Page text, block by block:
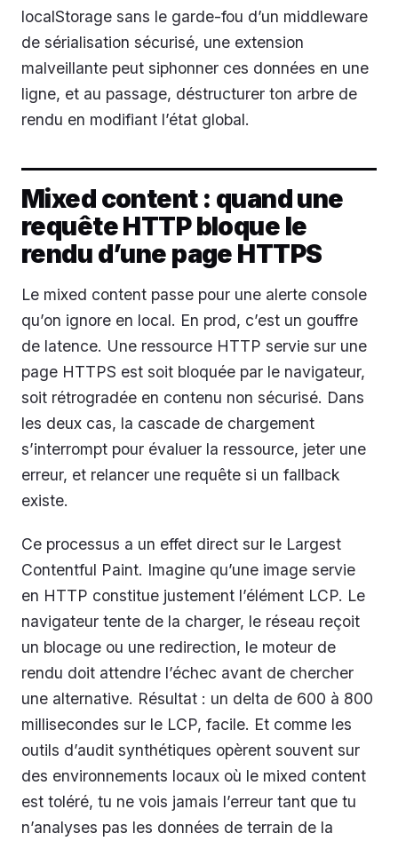
localStorage sans le garde-fou d’un middleware
de sérialisation sécurisé, une extension
malveillante peut siphonner ces données en une
ligne, et au passage, déstructurer ton arbre de
rendu en modifiant l’état global.
Mixed content : quand une
requête HTTP bloque le
rendu d’une page HTTPS
Le mixed content passe pour une alerte console
qu’on ignore en local. En prod, c’est un gouffre
de latence. Une ressource HTTP servie sur une
page HTTPS est soit bloquée par le navigateur,
soit rétrogradée en contenu non sécurisé. Dans
les deux cas, la cascade de chargement
s’interrompt pour évaluer la ressource, jeter une
erreur, et relancer une requête si un fallback
existe.
Ce processus a un effet direct sur le Largest
Contentful Paint. Imagine qu’une image servie
en HTTP constitue justement l’élément LCP. Le
navigateur tente de la charger, le réseau reçoit
un blocage ou une redirection, le moteur de
rendu doit attendre l’échec avant de chercher
une alternative. Résultat : un delta de 600 à 800
millisecondes sur le LCP, facile. Et comme les
outils d’audit synthétiques opèrent souvent sur
des environnements locaux où le mixed content
est toléré, tu ne vois jamais l’erreur tant que tu
n’analyses pas les données de terrain de la